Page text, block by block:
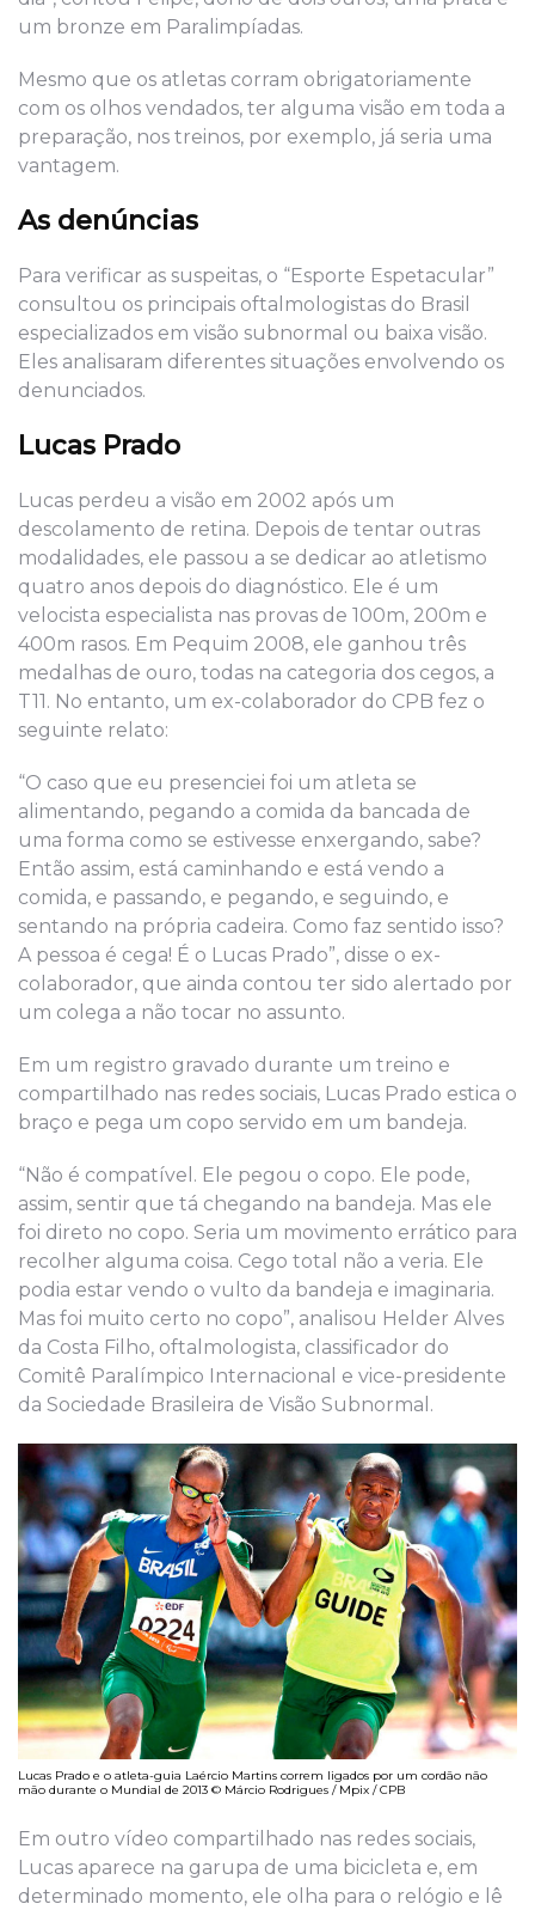
um bronze em Paralimpíadas.
Mesmo que os atletas corram obrigatoriamente
com os olhos vendados, ter alguma visão em toda a
preparação, nos treinos, por exemplo, já seria uma
vantagem.
As denúncias
Para verificar as suspeitas, o “Esporte Espetacular”
consultou os principais oftalmologistas do Brasil
especializados em visão subnormal ou baixa visão.
Eles analisaram diferentes situações envolvendo os
denunciados.
Lucas Prado
Lucas perdeu a visão em 2002 após um
descolamento de retina. Depois de tentar outras
modalidades, ele passou a se dedicar ao atletismo
quatro anos depois do diagnóstico. Ele é um
velocista especialista nas provas de 100m, 200m e
400m rasos. Em Pequim 2008, ele ganhou três
medalhas de ouro, todas na categoria dos cegos, a
T11. No entanto, um ex-colaborador do CPB fez o
seguinte relato:
“O caso que eu presenciei foi um atleta se
alimentando, pegando a comida da bancada de
uma forma como se estivesse enxergando, sabe?
Então assim, está caminhando e está vendo a
comida, e passando, e pegando, e seguindo, e
sentando na própria cadeira. Como faz sentido isso?
A pessoa é cega! É o Lucas Prado”, disse o ex-
colaborador, que ainda contou ter sido alertado por
um colega a não tocar no assunto.
Em um registro gravado durante um treino e
compartilhado nas redes sociais, Lucas Prado estica o
braço e pega um copo servido em um bandeja.
“Não é compatível. Ele pegou o copo. Ele pode,
assim, sentir que tá chegando na bandeja. Mas ele
foi direto no copo. Seria um movimento errático para
recolher alguma coisa. Cego total não a veria. Ele
podia estar vendo o vulto da bandeja e imaginaria.
Mas foi muito certo no copo”, analisou Helder Alves
da Costa Filho, oftalmologista, classificador do
Comitê Paralímpico Internacional e vice-presidente
da Sociedade Brasileira de Visão Subnormal.
Lucas Prado e o atleta-guia Laércio Martins correm ligados por um cordão não
mão durante o Mundial de 2013 © Márcio Rodrigues / Mpix / CPB
Em outro vídeo compartilhado nas redes sociais,
Lucas aparece na garupa de uma bicicleta e, em
determinado momento, ele olha para o relógio e lê